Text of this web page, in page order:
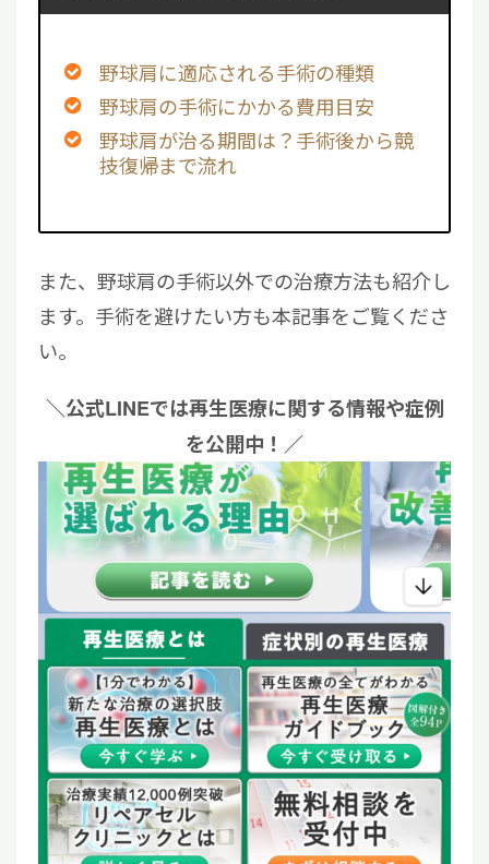
野球肩に適応される手術の種類
野球肩の手術にかかる費用目安
野球肩が治る期間は？手術後から競
技復帰まで流れ
また、野球肩の手術以外での治療方法も紹介し
ます。手術を避けたい方も本記事をご覧くださ
い。
＼公式LINEでは再生医療に関する情報や症例
を公開中！／